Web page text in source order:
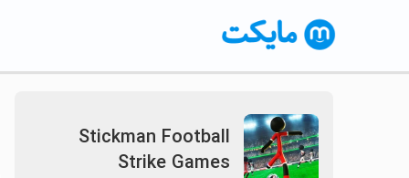
Stickman Football
Strike Games